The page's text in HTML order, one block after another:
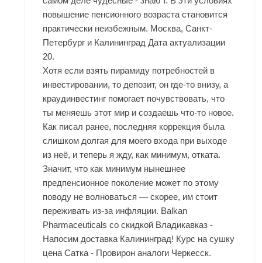
повышение пенсионного возраста становится
практически неизбежным. Москва, Санкт-
Петербург и Калининград Дата актуализации
20.
Хотя если взять пирамиду потребностей в
инвестировании, то депозит, он где-то внизу, а
краудинвестинг помогает почувствовать, что
ты меняешь этот мир и создаешь что-то новое.
Как писал ранее, последняя коррекция была
слишком долгая для моего входа при выходе
из неё, и теперь я жду, как минимум, отката.
Значит, что как минимум нынешнее
предпенсионное поколение может по этому
поводу не волноваться — скорее, им стоит
переживать из-за инфляции. Balkan
Pharmaceuticals со скидкой Владикавказ -
Напосим доставка Калининград! Курс на сушку
цена Сатка - Провирон аналоги Черкесск.